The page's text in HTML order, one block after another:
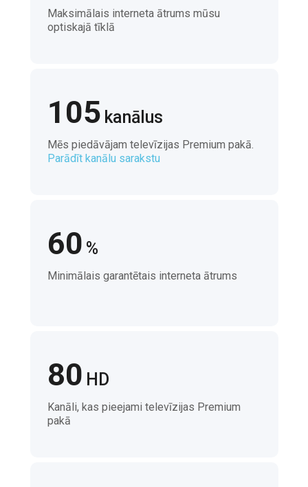
Maksimālais interneta ātrums mūsu
optiskajā tīklā
105 kanālus
Mēs piedāvājam televīzijas Premium pakā.
Parādīt kanālu sarakstu
60 %
Minimālais garantētais interneta ātrums
80 HD
Kanāli, kas pieejami televīzijas Premium
pakā